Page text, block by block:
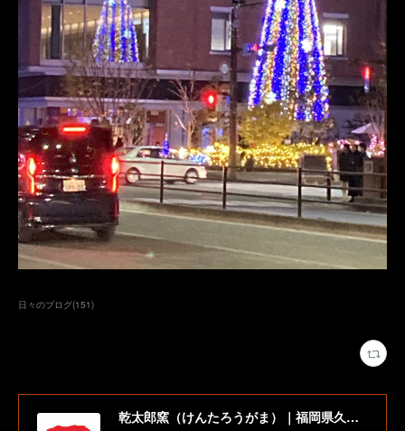
日々のブログ(151)
乾太郎窯（けんたろうがま）｜福岡県久留米市にある陶房